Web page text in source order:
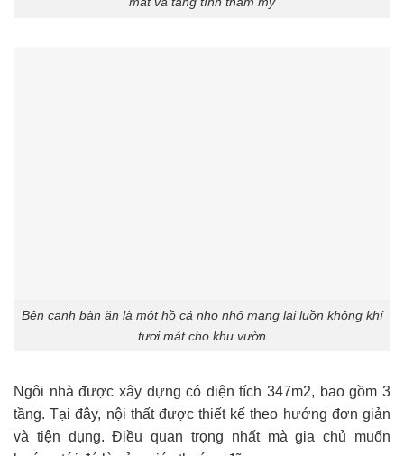
Bên cạnh bàn ăn là một hồ cá nho nhỏ mang lại luồn không khí
tươi mát cho khu vườn
Ngôi nhà được xây dựng có diện tích 347m2, bao gồm 3
tầng. Tại đây, nội thất được thiết kế theo hướng đơn giản
và tiện dụng. Điều quan trọng nhất mà gia chủ muốn